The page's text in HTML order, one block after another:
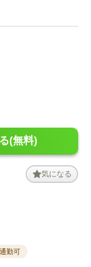
(無料)
気になる
勤可